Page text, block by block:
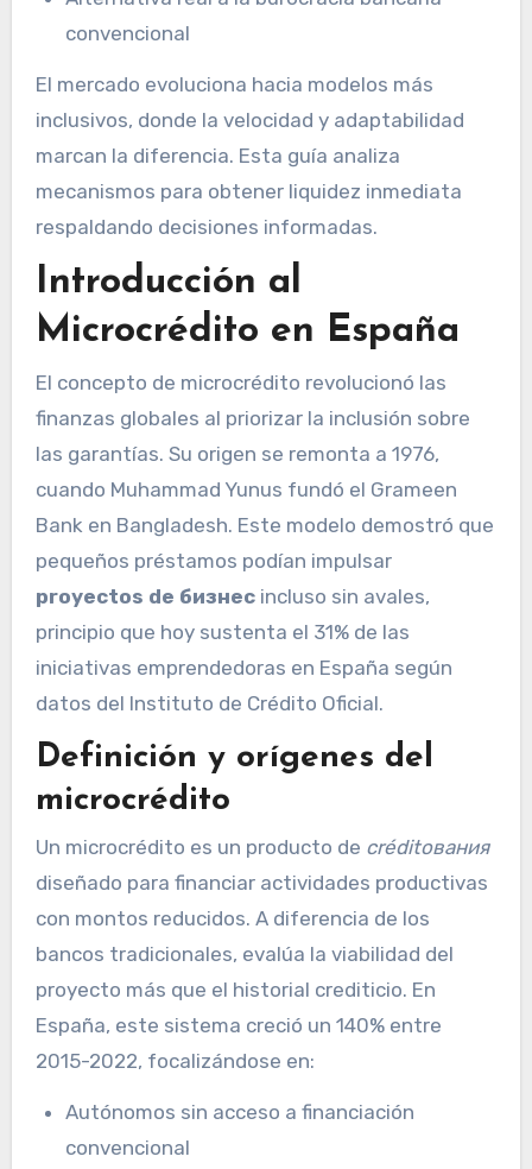
convencional
El mercado evoluciona hacia modelos más
inclusivos, donde la velocidad y adaptabilidad
marcan la diferencia. Esta guía analiza
mecanismos para obtener liquidez inmediata
respaldando decisiones informadas.
Introducción al
Microcrédito en España
El concepto de microcrédito revolucionó las
finanzas globales al priorizar la inclusión sobre
las garantías. Su origen se remonta a 1976,
cuando Muhammad Yunus fundó el Grameen
Bank en Bangladesh. Este modelo demostró que
pequeños préstamos podían impulsar
proyectos de бизнесincluso sin avales,
principio que hoy sustenta el 31% de las
iniciativas emprendedoras en España según
datos del Instituto de Crédito Oficial.
Definición y orígenes del
microcrédito
Un microcrédito es un producto de créditования
diseñado para financiar actividades productivas
con montos reducidos. A diferencia de los
bancos tradicionales, evalúa la viabilidad del
proyecto más que el historial crediticio. En
España, este sistema creció un 140% entre
2015-2022, focalizándose en:
Autónomos sin acceso a financiación
convencional